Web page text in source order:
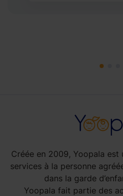
Créée en 2009, Yoopala est
services à la personne
dans la garde
Yoopala fait partie des